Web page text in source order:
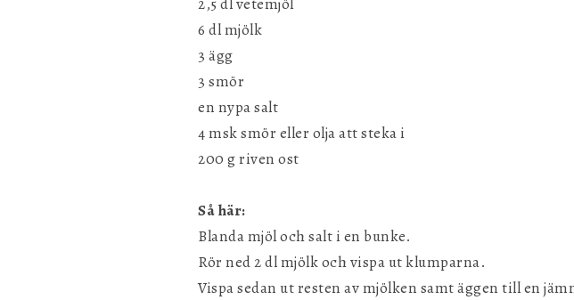
2,5 dl vetemjöl
6 dl mjölk
3 ägg
3 smör
en nypa salt
4 msk smör eller olja att steka i
200 g riven ost
Så här:
Blanda mjöl och salt i en bunke.
Rör ned 2 dl mjölk och vispa ut klumparna.
Vispa sedan ut resten av mjölken samt äggen till en